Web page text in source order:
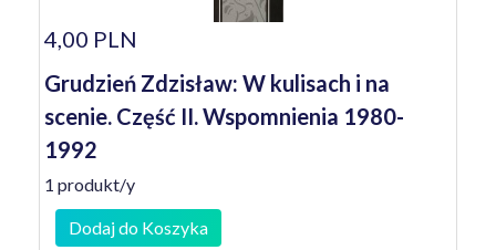
4,00 PLN
Grudzień Zdzisław: W kulisach i na
scenie. Część II. Wspomnienia 1980-
1992
1 produkt/y
Dodaj do Koszyka